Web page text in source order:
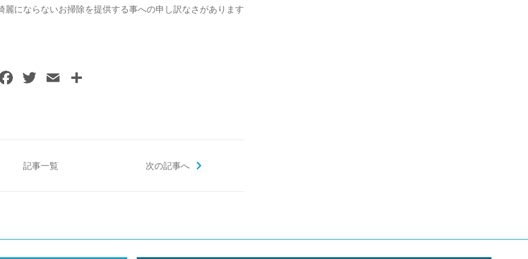
にならないお掃除を提供する事への申し訳なさがあります
F
o
T E
記事一覧 次の記事へ